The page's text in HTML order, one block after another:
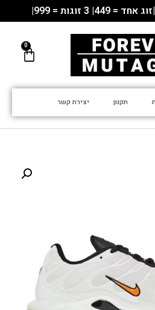
3 זוגות = 999|
תקנון יצירת קשר